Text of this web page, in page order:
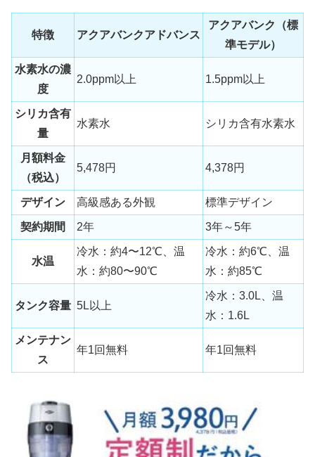
特徴 アクアバンクアドバンス
アクアバンク（標
準モデル）
水素水の濃
度
2.0ppm以上 1.5ppm以上
シリカ含有
量
水素水 シリカ含有水素水
月額料金
（税込）
5,478円 4,378円
デザイン 高級感ある外観 標準デザイン
契約期間 2年 3年～5年
水温
冷水：約4〜12℃、温
水：約80〜90℃
冷水：約6℃、温
水：約85℃
タンク容量 5L以上
冷水：3.0L、温
水：1.6L
メンテナン
ス
年1回無料 年1回無料